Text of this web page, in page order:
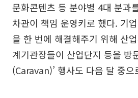
문화콘텐츠 등 분야별 4대 분과
차관이 책임 운영키로 했다. 기
을 한 번에 해결해주기 위해 산
계기관장들이 산업단지 등을 방
(Caravan)’ 행사도 다음 달 중으